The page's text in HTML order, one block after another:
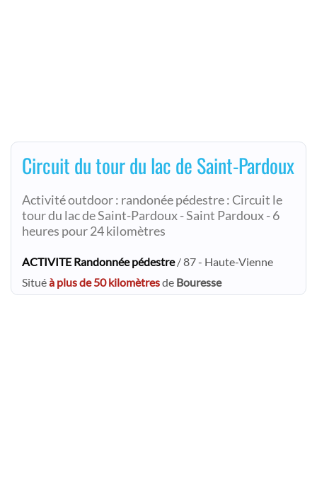
Circuit du tour du lac de Saint-Pardoux
Activité outdoor : randonée pédestre : Circuit le
tour du lac de Saint-Pardoux - Saint Pardoux - 6
heures pour 24 kilomètres
ACTIVITE Randonnée pédestre/ 87 - Haute-Vienne
Situéà plus de 50 kilomètresde Bouresse